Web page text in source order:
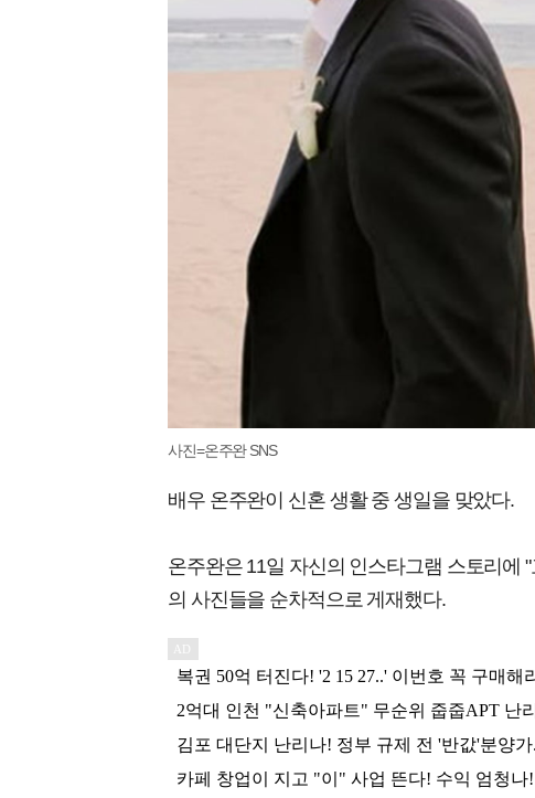
사진=온주완 SNS
배우 온주완이 신혼 생활 중 생일을 맞았다.
온주완은 11일 자신의 인스타그램 스토리에
의 사진들을 순차적으로 게재했다.